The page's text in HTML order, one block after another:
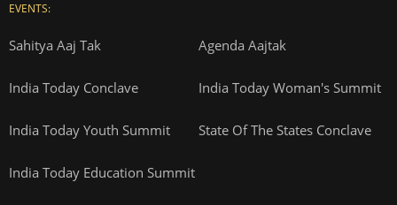
EVENTS:
Sahitya Aaj Tak Agenda Aajtak
India Today Conclave India Today Woman's Summit
India Today Youth Summit State Of The States Conclave
India Today Education Summit